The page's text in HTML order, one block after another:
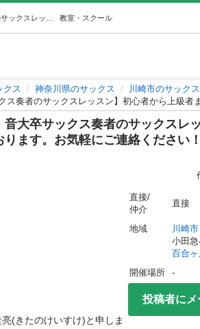
教室・スクール
クス 神奈川県のサックス
川崎市のサックス
奏者のサックスレッスン】初心者から上級者
大卒サックス奏者のサックスレッ
ます。お気軽にご連絡ください！
(きたのけいすけ)と申しま
直接/
仲介
直接
地域 川崎市
小田
百合
開催場所
-
投稿者に